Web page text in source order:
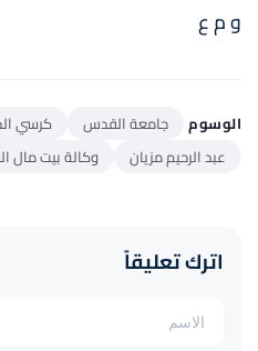
و م ع
الوسوم جامعة القدس كرسي
عبد الرحيم مزيان
وكالة بيت مال
اترك تعليقاً